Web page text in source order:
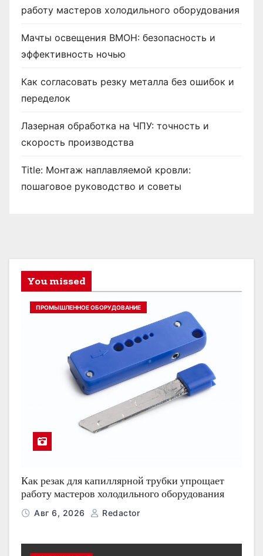
работу мастеров холодильного оборудования
Мачты освещения ВМОН: безопасность и
эффективность ночью
Как согласовать резку металла без ошибок и
переделок
Лазерная обработка на ЧПУ: точность и
скорость производства
Title: Монтаж наплавляемой кровли:
пошаговое руководство и советы
You missed
ПРОМЫШЛЕННОЕ ОБОРУДОВАНИЕ
Как резак для капиллярной трубки упрощает
работу мастеров холодильного оборудования
Авг 6, 2026 Redactor